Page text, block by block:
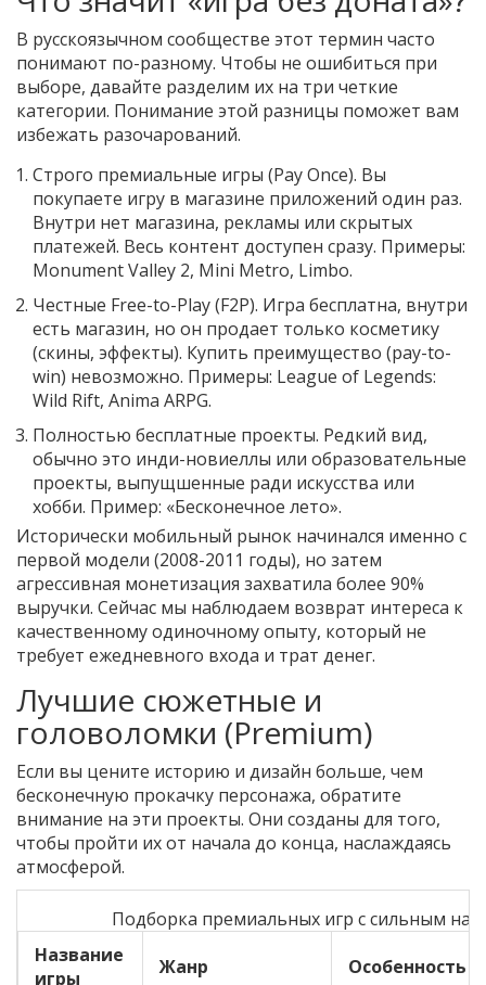
В русскоязычном сообществе этот термин часто
понимают по-разному. Чтобы не ошибиться при
выборе, давайте разделим их на три четкие
категории. Понимание этой разницы поможет вам
избежать разочарований.
Строго премиальные игры (Pay Once). Вы
покупаете игру в магазине приложений один раз.
Внутри нет магазина, рекламы или скрытых
платежей. Весь контент доступен сразу. Примеры:
Monument Valley 2, Mini Metro, Limbo.
Честные Free-to-Play (F2P). Игра бесплатна, внутри
есть магазин, но он продает только косметику
(скины, эффекты). Купить преимущество (pay-to-
win) невозможно. Примеры: League of Legends:
Wild Rift, Anima ARPG.
Полностью бесплатные проекты. Редкий вид,
обычно это инди-новиеллы или образовательные
проекты, выпущшенные ради искусства или
хобби. Пример: «Бесконечное лето».
Исторически мобильный рынок начинался именно с
первой модели (2008-2011 годы), но затем
агрессивная монетизация захватила более 90%
выручки. Сейчас мы наблюдаем возврат интереса к
качественному одиночному опыту, который не
требует ежедневного входа и трат денег.
Лучшие сюжетные и
головоломки (Premium)
Если вы цените историю и дизайн больше, чем
бесконечную прокачку персонажа, обратите
внимание на эти проекты. Они созданы для того,
чтобы пройти их от начала до конца, наслаждаясь
атмосферой.
Подборка премиальных игр с сильным
Название
игры
Жанр Особенность